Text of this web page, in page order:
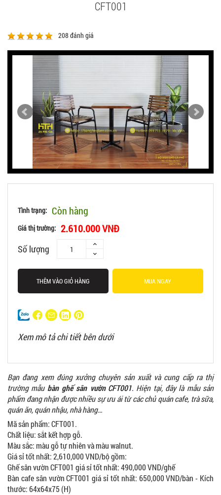
CFT001
208đánh giá
Tình trạng: Còn hàng
Giá thị trường: 2.610.000 VNĐ
Số lượng
THÊM VÀO GIỎ HÀNG MUA NGAY
Xem mô tả chi tiết bên dưới
Bạn đang xem đúng xưởng chuyên sản xuất và cung cấp ra thị
trường mẫu bàn ghế sân vườnCFT001. Hiện tại, đây là mẫu sản
phẩm đang nhận được nhiều sự ưu ái từ các chủ quán cafe, trà sữa,
quán ăn, quán nhậu, nhà hàng…
Mã sản phẩm: CFT001.
Chất liệu: sắt kết hợp gỗ.
Màu sắc: màu gỗ tự nhiên và màu walnut.
Giá sỉ tốt nhất: 2,610,000 VND/bộ gồm:
Ghế sân vườn CFT001 giá sỉ tốt nhất: 490,000 VND/ghế
Bàn cafe sân vườn CFT001 giá sỉ tốt nhất: 650,000 VND/bàn - Kích
thước: 64x64x75 (H)